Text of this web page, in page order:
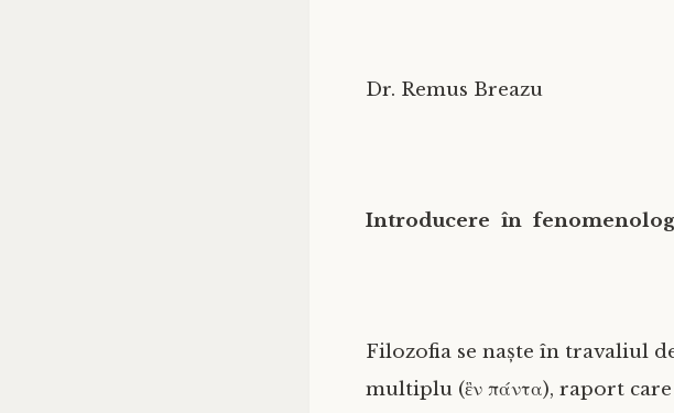
Dr. Remus Breazu
Introducere în
Filozofia se naște în travaliul
multiplu (ἓν πάντα), raport